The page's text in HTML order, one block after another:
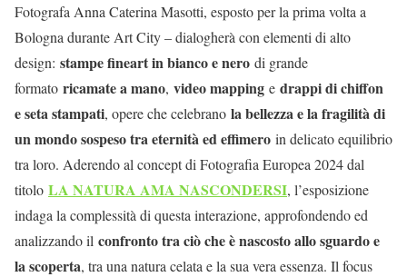
Fotografa Anna Caterina Masotti, esposto per la prima volta a
Bologna durante Art City – dialogherà con elementi di alto
design: stampe fineart in bianco e nero di grande
formato ricamate a mano, video mapping e drappi di chiffon
e seta stampati, opere che celebrano la bellezza e la fragilità di
un mondo sospeso tra eternità ed effimero in delicato equilibrio
tra loro. Aderendo al concept di Fotografia Europea 2024 dal
titolo LA NATURA AMA NASCONDERSI, l’esposizione
indaga la complessità di questa interazione, approfondendo ed
analizzando il confronto tra ciò che è nascosto allo sguardo e
la scoperta, tra una natura celata e la sua vera essenza. Il focus